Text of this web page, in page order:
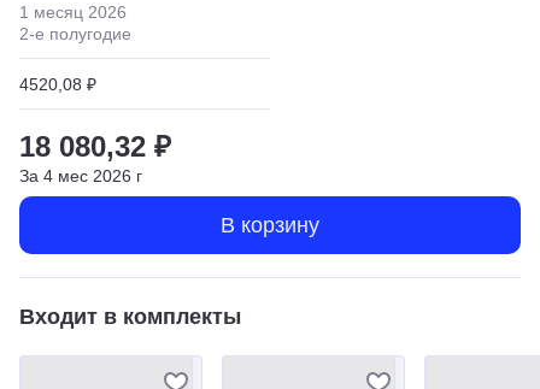
1 месяц 2026
2-е полугодие
4520,08 ₽
18 080,32 ₽
За 4 мес 2026 г
В корзину
Входит в комплекты